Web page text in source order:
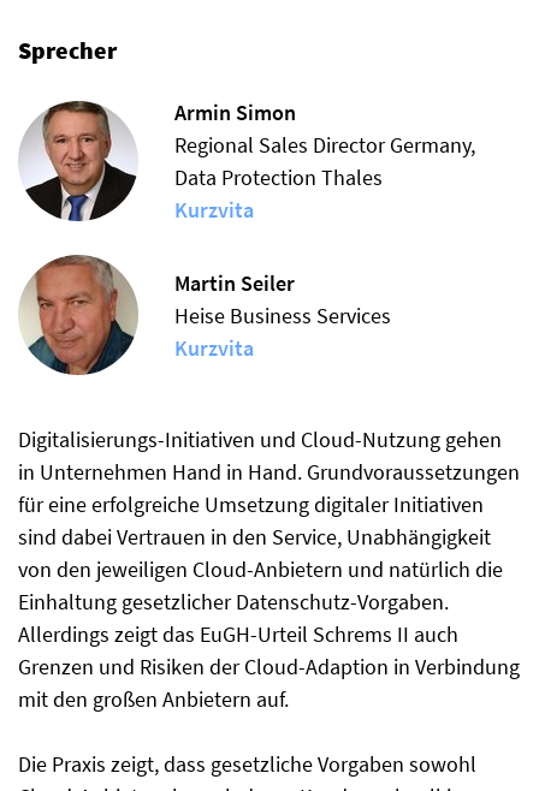
Sprecher
Armin Simon
Regional Sales Director Germany,
Data Protection Thales
Kurzvita
Martin Seiler
Heise Business Services
Kurzvita
Digitalisierungs-Initiativen und Cloud-Nutzung gehen
in Unternehmen Hand in Hand. Grundvoraussetzungen
für eine erfolgreiche Umsetzung digitaler Initiativen
sind dabei Vertrauen in den Service, Unabhängigkeit
von den jeweiligen Cloud-Anbietern und natürlich die
Einhaltung gesetzlicher Datenschutz-Vorgaben.
Allerdings zeigt das EuGH-Urteil Schrems II auch
Grenzen und Risiken der Cloud-Adaption in Verbindung
mit den großen Anbietern auf.
Die Praxis zeigt, dass gesetzliche Vorgaben sowohl